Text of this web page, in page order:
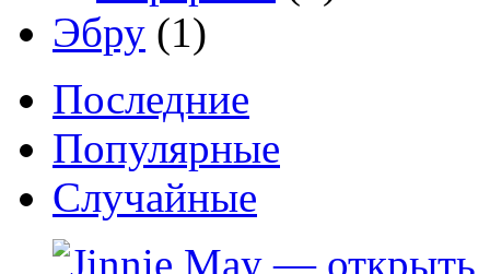
Эбру (1)
Последние
Популярные
Случайные